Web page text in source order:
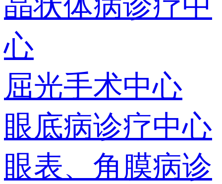
心
屈光手术中心
眼底病诊疗中心
眼表、角膜病诊